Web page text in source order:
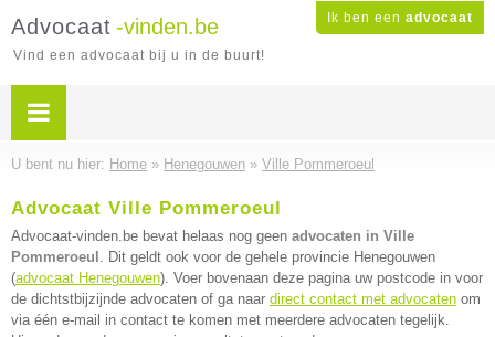
Ik ben een advocaat
Advocaat -vinden.be
Vind een advocaat bij u in de buurt!
U bent nu hier: Home » Henegouwen » Ville Pommeroeul
Advocaat Ville Pommeroeul
Advocaat-vinden.be bevat helaas nog geen advocaten in Ville
Pommeroeul . Dit geldt ook voor de gehele provincie Henegouwen
(advocaat Henegouwen). Voer bovenaan deze pagina uw postcode in voor
de dichtstbijzijnde advocaten of ga naar direct contact met advocaten om
via één e-mail in contact te komen met meerdere advocaten tegelijk.